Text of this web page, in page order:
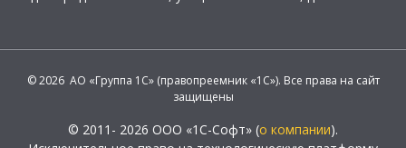
© 2026 АО «Группа 1С» (правопреемник «1С»). Все права на сайт
защищены
© 2011- 2026 ООО «1С-Софт» (о компании).